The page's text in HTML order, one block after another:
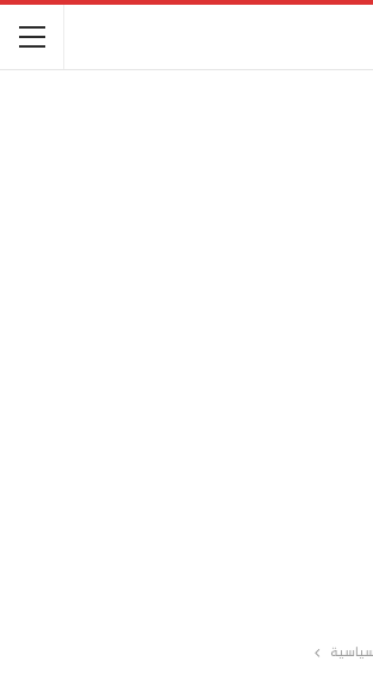
سياسية